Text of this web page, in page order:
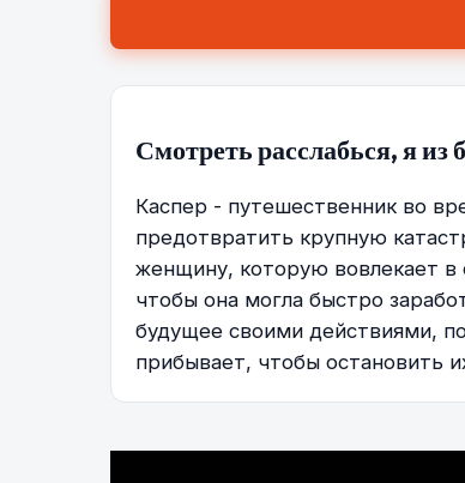
Смотреть расслабься, я
Каспер - путешественник во
предотвратить крупную
женщину, которую вовлекает в
чтобы она могла быстро
будущее своими действиями,
прибывает, чтобы остановить